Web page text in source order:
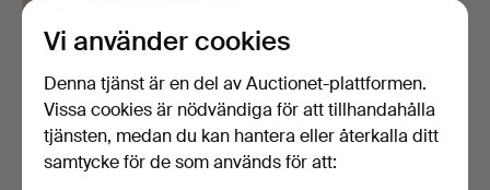
SOLARIUM, Philips HB 811
Sunmobile.
5 dagar
Vi använder cookies
Denna tjänst är en del av Auctionet-plattformen.
Vissa cookies är nödvändiga för att tillhandahålla
tjänsten, medan du kan hantera eller återkalla ditt
samtycke för de som används för att: